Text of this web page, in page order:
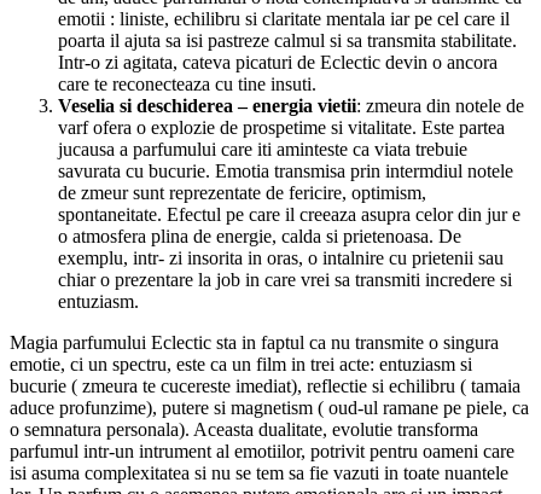
emotii : liniste, echilibru si claritate mentala iar pe cel care il
poarta il ajuta sa isi pastreze calmul si sa transmita stabilitate.
Intr-o zi agitata, cateva picaturi de Eclectic devin o ancora
care te reconecteaza cu tine insuti.
Veselia si deschiderea – energia vietii: zmeura din notele de
varf ofera o explozie de prospetime si vitalitate. Este partea
jucausa a parfumului care iti aminteste ca viata trebuie
savurata cu bucurie. Emotia transmisa prin intermdiul notele
de zmeur sunt reprezentate de fericire, optimism,
spontaneitate. Efectul pe care il creeaza asupra celor din jur e
o atmosfera plina de energie, calda si prietenoasa. De
exemplu, intr- zi insorita in oras, o intalnire cu prietenii sau
chiar o prezentare la job in care vrei sa transmiti incredere si
entuziasm.
Magia parfumului Eclectic sta in faptul ca nu transmite o singura
emotie, ci un spectru, este ca un film in trei acte: entuziasm si
bucurie ( zmeura te cucereste imediat), reflectie si echilibru ( tamaia
aduce profunzime), putere si magnetism ( oud-ul ramane pe piele, ca
o semnatura personala). Aceasta dualitate, evolutie transforma
parfumul intr-un intrument al emotiilor, potrivit pentru oameni care
isi asuma complexitatea si nu se tem sa fie vazuti in toate nuantele